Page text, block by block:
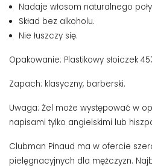
Nadaje włosom naturalnego
Skład bez alkoholu.
Nie łuszczy się.
Opakowanie: Plastikowy słoiczek
Zapach: klasyczny, barberski.
Uwaga: Żel może występować w
napisami tylko angielskimi lub
Clubman Pinaud ma w ofercie
pielęgnacyjnych dla mężczyzn.